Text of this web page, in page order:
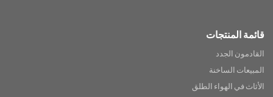
قائمة المنتجات
القادمون الجدد
المبيعات الساخنة
الأثاث في الهواء الطلق